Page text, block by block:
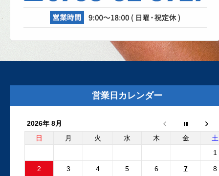
が活躍しています。リフト、各エアツー
ル、溶接機、診断機etc....
2025.8.29
外装リニューアルしました
た。グレーの建物と新しいロゴマークの看
板が目印です。Google...
フリーランダー2 電動ファンコ
ントロールユニット 純正品と
外品比較
営業日カレンダー
2026年 8月
日
月 火 水 木 金
土
1
2 3 4 5 6 7 8